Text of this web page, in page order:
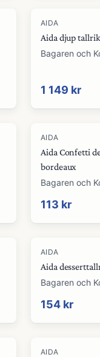
AIDA
Aida djup
Bagaren och
1 149 kr
AIDA
Aida Confetti
bordeaux
Bagaren och
113 kr
AIDA
Aida
Bagaren och
154 kr
AIDA